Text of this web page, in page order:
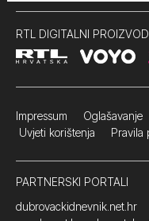
RTL DIGITALNI
Impressum
Uvjeti korištenja Pravila
PARTNERSKI PORTALI
dubrovackidnevnik.net.hr